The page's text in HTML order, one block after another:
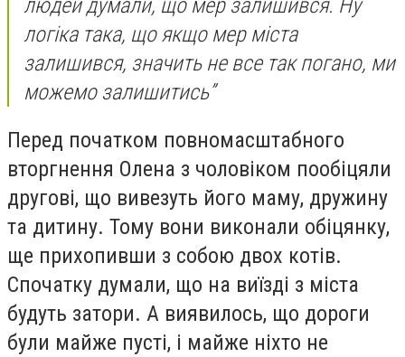
логіка така, що якщо мер міста
залишився, значить не все так погано, ми
можемо залишитись”
Перед початком повномасштабного
вторгнення Олена з чоловіком пообіцяли
другові, що вивезуть його маму, дружину
та дитину. Тому вони виконали обіцянку,
ще прихопивши з собою двох котів.
Спочатку думали, що на виїзді з міста
будуть затори. А виявилось, що дороги
були майже пусті, і майже ніхто не